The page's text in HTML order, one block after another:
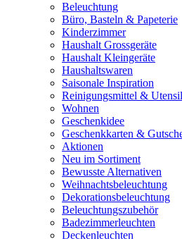
Beleuchtung
Büro, Basteln & Papeterie
Kinderzimmer
Haushalt Grossgeräte
Haushalt Kleingeräte
Haushaltswaren
Saisonale Inspiration
Reinigungsmittel &
Wohnen
Geschenkidee
Geschenkkarten &
Aktionen
Neu im Sortiment
Bewusste Alternativen
Weihnachtsbeleuchtung
Dekorationsbeleuchtung
Beleuchtungszubehör
Badezimmerleuchten
Deckenleuchten